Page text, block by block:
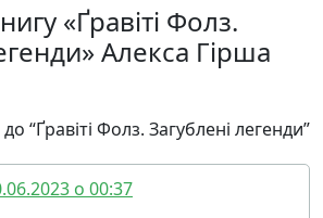
«Ґравіті Фолз.
Алекса Гірша
до “Ґравіті Фолз. Загублені легенди”
о 00:37